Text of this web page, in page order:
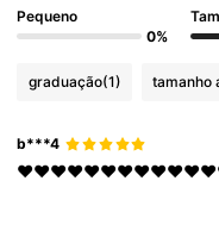
Pequeno
0%
graduação(1) tamanho
b***4